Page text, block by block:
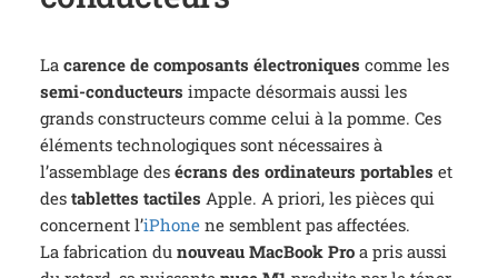
La carence de composants électroniques comme les
semi-conducteurs impacte désormais aussi les
grands constructeurs comme celui à la pomme. Ces
éléments technologiques sont nécessaires à
l’assemblage des écrans des ordinateurs portables et
des tablettes tactiles Apple. A priori, les pièces qui
concernent l’iPhonene semblent pas affectées.
La fabrication du nouveau MacBook Proa pris aussi